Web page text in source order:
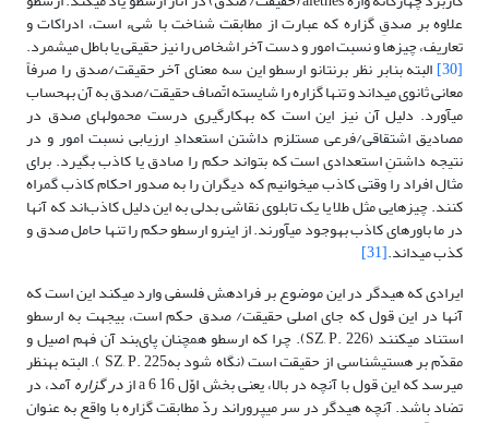
علاوه‏ بر صدقِ گزاره که عبارت از مطابقت شناخت با ‏شیء است، ادراکات و
تعاریف، چیزها و نسبت امور و دست آخر اشخاص را نیز حقیقى یا باطل مى‏شمرد.
[30] البته بنابر نظر برنتانو ارسطو این سه معناى آخر حقیقت/صدق را صرفاً
معانی ثانوى مى‏داند و تنها گزاره را شایسته اتّصاف حقیقت/صدق به آن به‏حساب
مى‏آورد. دلیل آن نیز این است که به‏کارگیرى درست محمول‏هاى صدق در
مصادیق اشتقاقى/فرعى مستلزم داشتن استعدادِ ارزیابى نسبت امور و در
نتیجه داشتنِ استعدادی است که بتواند حکم را صادق یا کاذب بگیرد. براى
مثال افراد را وقتى کاذب مى‏خوانیم که دیگران را به صدور احکام کاذب گمراه
کنند. چیزهایی مثل طلا یا یک تابلوى نقاشى بدلى به این دلیل کاذب‌اند که آنها
در ما باورهاى کاذب به‏وجود مى‏آورند. از این‏رو ارسطو حکم را تنها حامل صدق و
کذب مى‏داند.[31]
ایرادى که هیدگر در این موضوع بر فرادهش فلسفى وارد مى‏کند این است که
آنها در این قول که جاى اصلى حقیقت/ صدق حکم است، بى‏جهت به ارسطو
استناد مى‏کنند (SZ, P. 226). چرا که ارسطو همچنان پای‌بند آن فهم اصیل و
مقدّم بر هستى‏شناسى از حقیقت است (نگاه شود بهSZ, P. 225 ). البته به‏نظر
مى‏رسد که این قول با آنچه در بالا، یعنى بخش اوّل 16 a 6 از در گزارهآمد، در
تضاد باشد. آنچه هیدگر در سر مى‏پروراند ردّ مطابقت گزاره با واقع به عنوان